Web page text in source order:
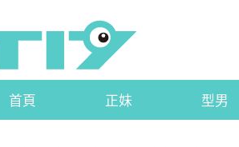
首頁 正妹 型男